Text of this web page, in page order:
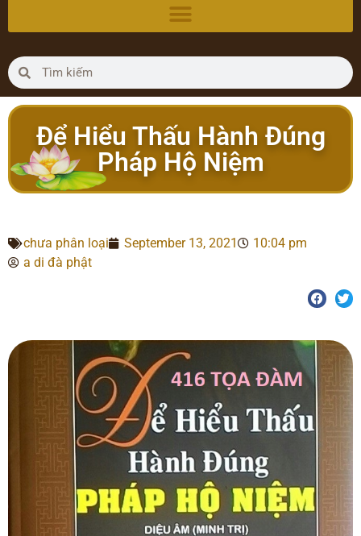
Để Hiểu Thấu Hành Đúng
Pháp Hộ Niệm
chưa phân loại September 13, 2021
10:04 pm
a di đà phật